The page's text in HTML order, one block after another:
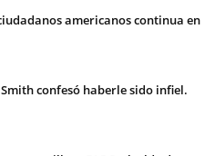
americanos continua en
confesó haberle sido infiel.